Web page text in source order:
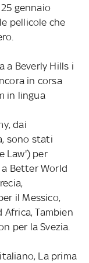
gennaio
pellicole che
a Beverly Hills i
in corsa
in lingua
dai
sono stati
Law') per
a Better World
il Messico,
Africa, Tambien
per la Svezia.
La prima